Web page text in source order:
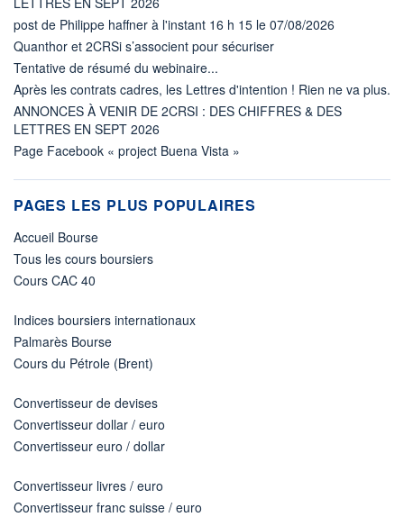
post de Philippe haffner à l'instant 16 h 15 le 07/08/2026
Quanthor et 2CRSi s’associent pour sécuriser
Tentative de résumé du webinaire...
Après les contrats cadres, les Lettres d'intention ! Rien ne va plus.
ANNONCES À VENIR DE 2CRSI : DES CHIFFRES & DES
LETTRES EN SEPT 2026
Page Facebook « project Buena Vista »
PAGES LES PLUS POPULAIRES
Accueil Bourse
Tous les cours boursiers
Cours CAC 40
Indices boursiers internationaux
Palmarès Bourse
Cours du Pétrole (Brent)
Convertisseur de devises
Convertisseur dollar / euro
Convertisseur euro / dollar
Convertisseur livres / euro
Convertisseur franc suisse / euro